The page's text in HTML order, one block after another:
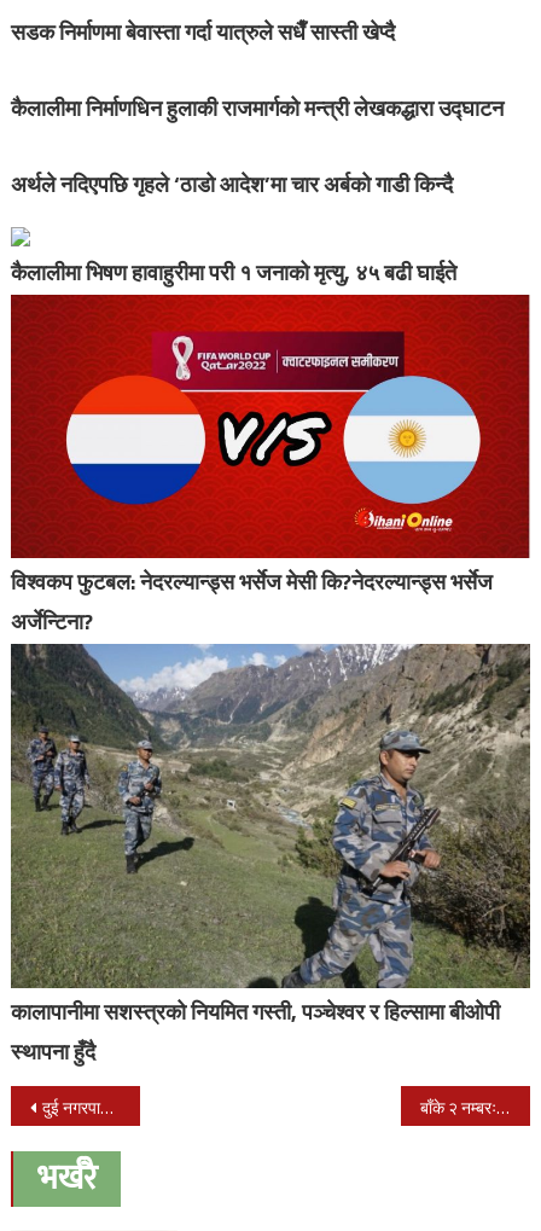
सडक निर्माणमा बेवास्ता गर्दा यात्रुले सधैँ सास्ती खेप्दै
कैलालीमा निर्माणधिन हुलाकी राजमार्गको मन्त्री लेखकद्धारा उद्घाटन
अर्थले नदिएपछि गृहले ‘ठाडो आदेश’मा चार अर्बको गाडी किन्दै
कैलालीमा भिषण हावाहुरीमा परी १ जनाको मृत्यु, ४५ बढी घाईते
विश्वकप फुटबल: नेदरल्यान्ड्स भर्सेज मेसी कि?नेदरल्यान्ड्स भर्सेज
अर्जेन्टिना?
कालापानीमा सशस्त्रको नियमित गस्ती, पञ्‍चेश्वर र हिल्सामा बीओपी
स्थापना हुँदै
Post
navigation
दुई नगरपालिकाको मत पेटिका सदरमुकाम दित्तेल पुग्यो बाँके २ नम्बरः आजाद र हमाललाई मुस्लिम समुदायको हौसला
भर्खरै